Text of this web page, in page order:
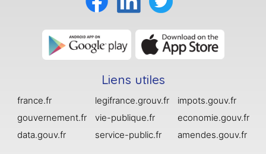
Liens utiles
france.fr
gouvernement.fr
data.gouv.fr
legifrance.grouv.fr
vie-publique.fr
service-public.fr
impots.gouv.fr
economie.gouv.fr
amendes.gouv.fr